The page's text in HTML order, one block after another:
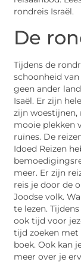
rondreis Israël.
De
Tijdens de
schoonheid
geen ander
Isaël. Er zijn
zijn woestijnen,
mooie plekken
ruïnes. De
Idoed Reizen
meer. Er zijn
reis je door de
Joodse volk.
te lezen.
ook tijd voor
tijd zoeken met
boek. Ook kan
meer over je